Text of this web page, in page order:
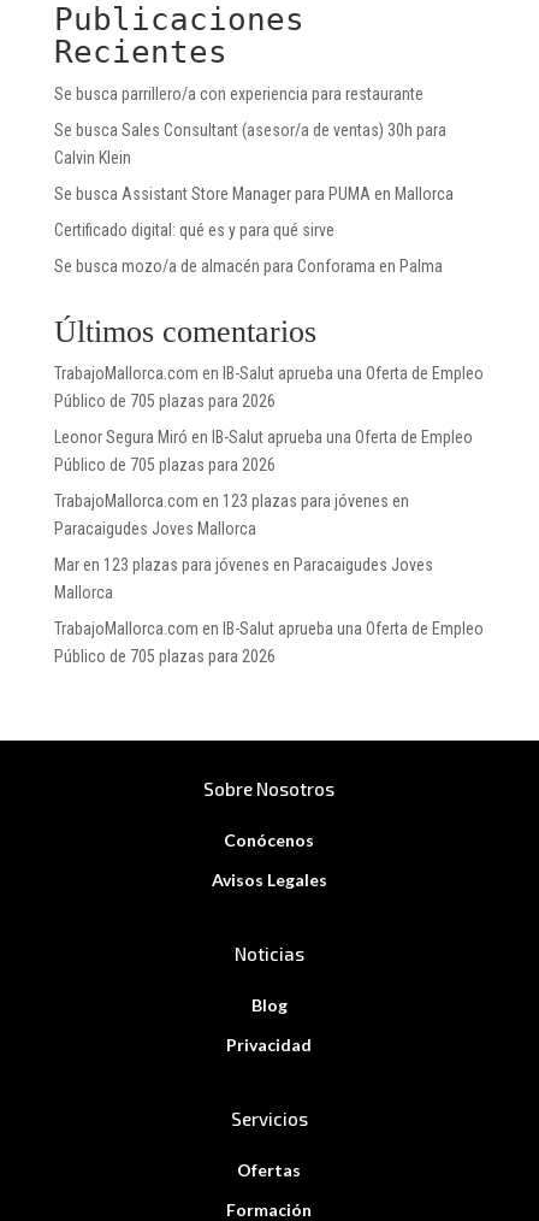
Publicaciones
Recientes
Se busca parrillero/a con experiencia para restaurante
Se busca Sales Consultant (asesor/a de ventas) 30h para
Calvin Klein
Se busca Assistant Store Manager para PUMA en Mallorca
Certificado digital: qué es y para qué sirve
Se busca mozo/a de almacén para Conforama en Palma
Últimos comentarios
TrabajoMallorca.com en IB-Salut aprueba una Oferta de Empleo
Público de 705 plazas para 2026
Leonor Segura Miró en IB-Salut aprueba una Oferta de Empleo
Público de 705 plazas para 2026
TrabajoMallorca.com en 123 plazas para jóvenes en
Paracaigudes Joves Mallorca
Maren 123 plazas para jóvenes en Paracaigudes Joves
Mallorca
TrabajoMallorca.com en IB-Salut aprueba una Oferta de Empleo
Público de 705 plazas para 2026
Sobre Nosotros
Conócenos
Avisos Legales
Noticias
Blog
Privacidad
Servicios
Ofertas
Formación